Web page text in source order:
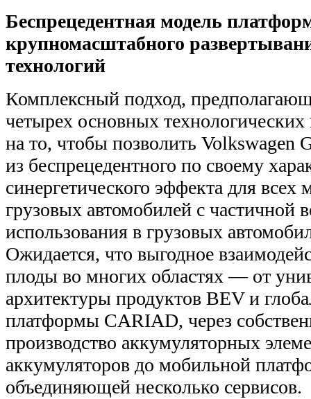
Беспрецедентная модель
крупномасштабного
технологий
Комплексный подход,
четырех основных
на то, чтобы позволить Volkswagen
из беспрецедентного по своему
синергетического эффекта для всех
грузовых автомобилей с частичной
использования в грузовых
Ожидается, что выгодное
плоды во многих областях — от
архитектуры продуктов BEV и
платформы CARIAD, через
производство аккумуляторных
аккумуляторов до мобильной
объединяющей несколько сервисов.